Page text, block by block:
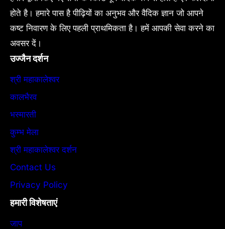
होते है। हमारे पास है पीढ़ियों का अनुभव और वैदिक ज्ञान जो आपने
कष्ट निवारण के लिए पहली प्राथमिकता है। हमें आपकी सेवा करने का
अवसर दें।
उज्जैन दर्शन
श्री महाकालेश्वर
कालभैरव
भस्मारती
कुम्भ मेला
श्री महाकालेश्वर दर्शन
Contact Us
Privacy Policy
हमारी विशेषताएं
जाप